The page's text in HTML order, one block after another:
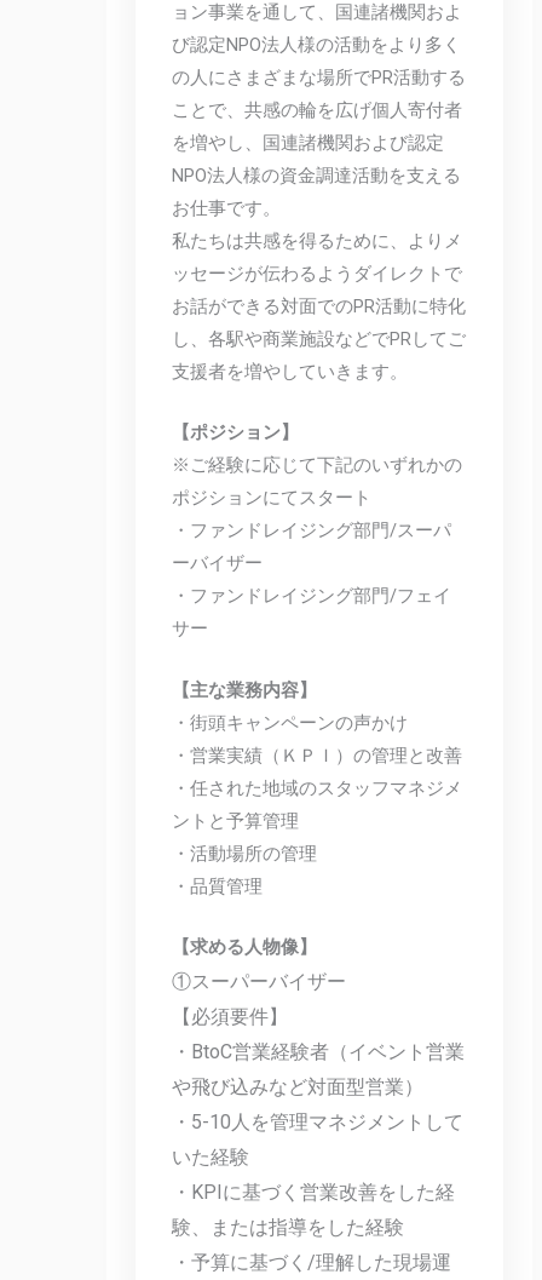
ョン事業を通して、国連諸機関およ
び認定NPO法人様の活動をより多く
の人にさまざまな場所でPR活動する
ことで、共感の輪を広げ個人寄付者
を増やし、国連諸機関および認定
NPO法人様の資金調達活動を支える
お仕事です。
私たちは共感を得るために、よりメ
ッセージが伝わるようダイレクトで
お話ができる対面でのPR活動に特化
し、各駅や商業施設などでPRしてご
支援者を増やしていきます。
【ポジション】
※ご経験に応じて下記のいずれかの
ポジションにてスタート
・ファンドレイジング部門/スーパ
ーバイザー
・ファンドレイジング部門/フェイ
サー
【主な業務内容】
・街頭キャンペーンの声かけ
・営業実績（ＫＰＩ）の管理と改善
・任された地域のスタッフマネジメ
ントと予算管理
・活動場所の管理
・品質管理
【求める人物像】
①スーパーバイザー
【必須要件】
・BtoC営業経験者（イベント営業
や飛び込みなど対面型営業）
・5-10人を管理マネジメントして
いた経験
・KPIに基づく営業改善をした経
験、または指導をした経験
・予算に基づく/理解した現場運